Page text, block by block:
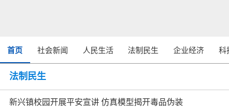
首页 社会新闻 人民生活 法制民生 企业经济 科
法制民生
新兴镇校园开展平安宣讲 仿真模型揭开毒品伪装